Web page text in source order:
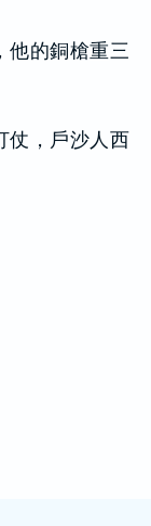
他的銅槍重三
仗，戶沙人西